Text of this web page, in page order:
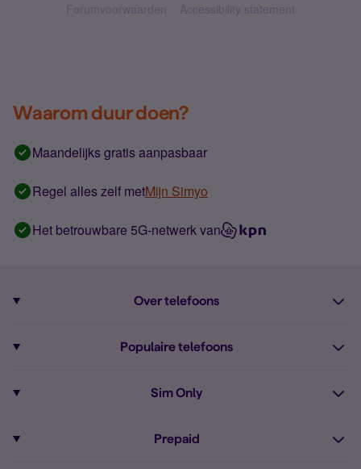
Forumvoorwaarden Accessibility statement
Waarom duur doen?
Maandelijks gratis aanpasbaar
Regel alles zelf metMijn Simyo
Het betrouwbare 5G-netwerk van
Over telefoons
Alle telefoons
Populaire telefoons
iPhone 16
Sim Only
Prepaid